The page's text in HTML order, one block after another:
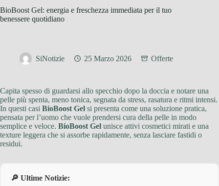
BioBoost Gel: energia e freschezza immediata per il tuo
benessere quotidiano
SiNotizie 25 Marzo 2026 Offerte
Capita spesso di guardarsi allo specchio dopo la doccia e notare una
pelle più spenta, meno tonica, segnata da stress, rasatura e ritmi intensi.
In questi casi BioBoost Gel si presenta come una soluzione pratica,
pensata per l’uomo che vuole prendersi cura della pelle in modo
semplice e veloce. BioBoost Gel unisce attivi cosmetici mirati e una
texture leggera che si assorbe rapidamente, senza lasciare fastidi o
residui.
🔎 Ultime Notizie: